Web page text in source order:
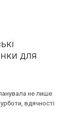
для
не лише
вдячності